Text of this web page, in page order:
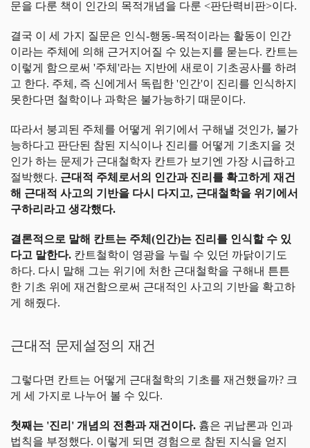
문을 다룬 책이 인간의 목적개념을 다룬 <판단력비판>이다.
결국 이 세 가지 질문은 인식-행동-목적이라는 활동이 인간
이라는 주체에 의해 근거지어질 수 있는지를 묻는다. 칸트는
이렇게 함으로써 '주체'라는 지반에 새로이 기초공사를 하려
고 한다. 주체, 즉 신에게서 독립한 '인간'이 진리를 인식하지
못한다면 철학이나 과학은 불가능하기 때문이다.
따라서 붕괴된 주체를 어떻게 위기에서 구해낼 것인가, 불가
능하다고 판단된 참된 지식이나 진리를 어떻게 기초지을 것
인가 하는 문제가 근대철학자 칸트가 보기엔 가장 시급하고
절박했다. 근대적 주체로서의 인간과 진리를 확고하게 재건
해 근대적 사고의 기반을 다시 다지고, 근대철학을 위기에서
구하리라고 생각했다.
결론적으로 말해 칸트는 주체(인간)는 진리를 인식할 수 있
다고 말한다. 칸트철학이 영광을 누릴 수 있던 까닭이기도
하다. 다시 말해 그는 위기에 처한 근대철학을 구해내 튼튼
한 기초 위에 재건함으로써 근대적인 사고의 기반을 확고하
게 해줬다.
근대적 문제설정의 재건
그렇다면 칸트는 어떻게 근대철학의 기초를 재건했을까? 크
게 세 가지로 나누어 볼 수 있다.
첫째는 '진리' 개념의 전환과 재건이다. 흄은 귀납론과 인과
법칙을 부정했다. 이렇게 되면 경험으로 참된 지식을 얻지